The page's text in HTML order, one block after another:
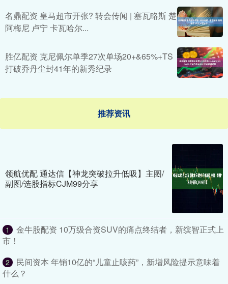
名鼎配资 皇马超市开张? 转会传闻 | 塞瓦略斯 楚
阿梅尼 卢宁 卡瓦哈尔...
胜亿配资 克尼佩尔单季27次单场20+&65%+TS
打破乔丹尘封41年的新秀纪录
推荐资讯
领航优配 通达信【神龙突破拉升低吸】主图/
副图/选股指标CJM99分享
1
金牛股配资 10万级合资SUV的痛点终结者，新缤智正式上
市！
2
民间资本 年销10亿的“儿童止咳药”，新增风险提示意味着
什么？